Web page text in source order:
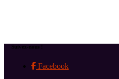
Suivez-nous !
Facebook